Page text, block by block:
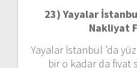
23) Yayalar
Nakliyat
Yayalar İstanbul ’da
bir o kadar da fiyat